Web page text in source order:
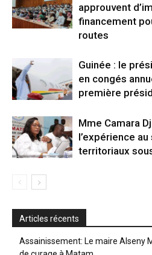
approuvent
financement
routes
Guinée : le
en congés
première
Mme Camara
l’expérience
territoriaux
Articles récents
Assainissement: Le maire Alseny